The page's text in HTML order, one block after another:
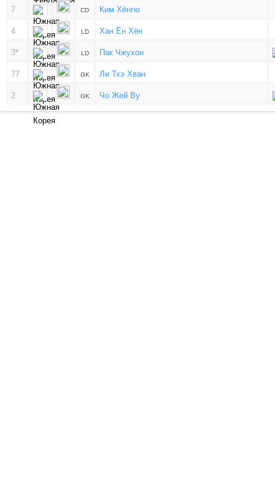
7 CD Ким Хёнгю
4 LD Хан Ён Хён
3* LD Пак Чжухон
77 GK Ли Тхэ Хван
2 GK Чо Жей Ву